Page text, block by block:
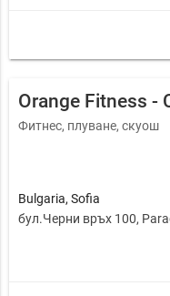
Orange Fitness -
Фитнес, плуване, скуош
Bulgaria, Sofia
бул.Черни връх 100,